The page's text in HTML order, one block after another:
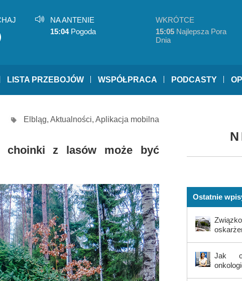
NA ANTENIE
15:04Pogoda
WKRÓTCE
15:05 Najlepsza Pora
Dnia
LISTA PRZEBOJÓW WSPÓŁPRACA PODCASTY
Elbląg, Aktualności, Aplikacja mobilna
choinki z lasów może być
Ostatnie
Jak